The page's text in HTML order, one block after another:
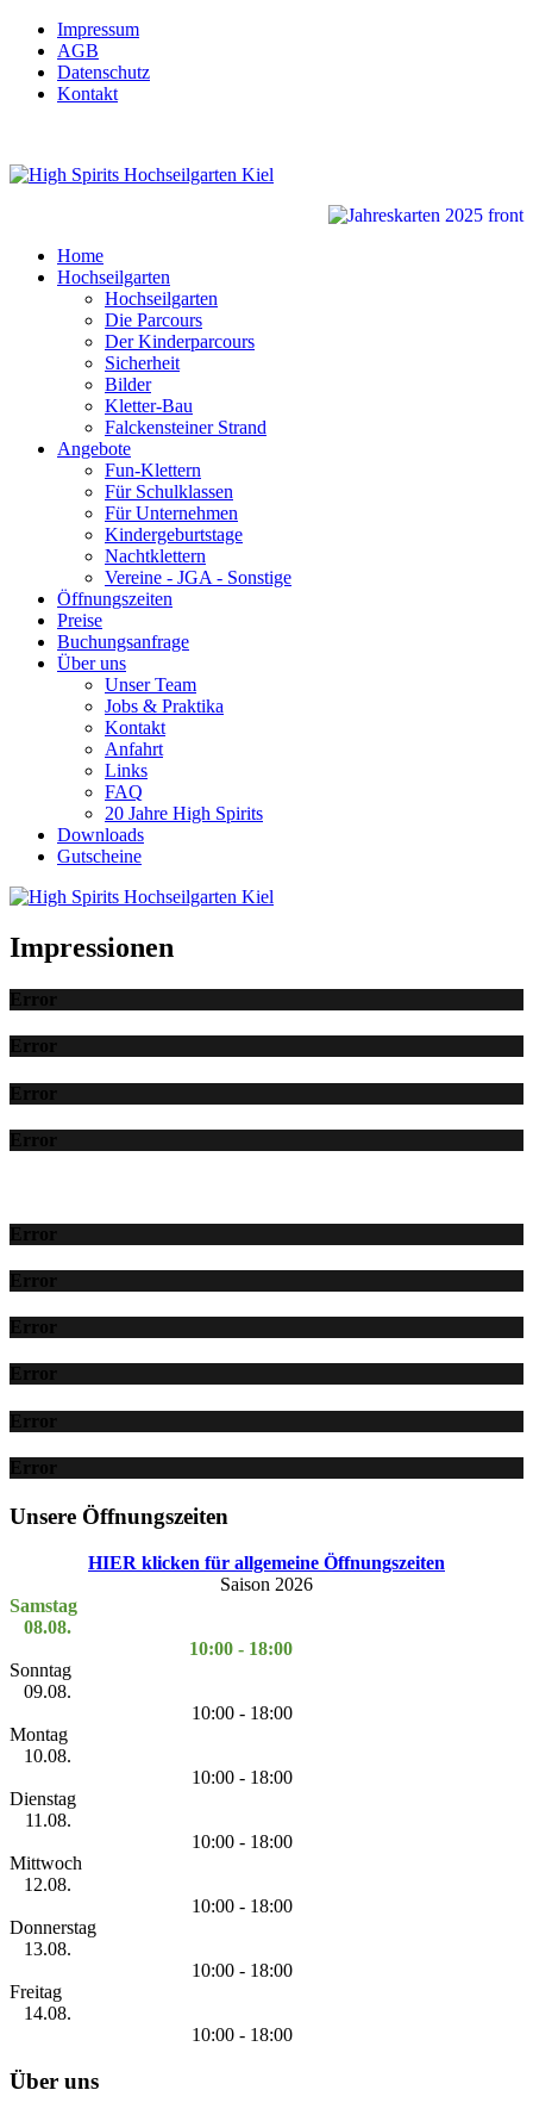
Impressum
AGB
Datenschutz
Kontakt
Home
Hochseilgarten
Hochseilgarten
Die Parcours
Der Kinderparcours
Sicherheit
Bilder
Kletter-Bau
Falckensteiner Strand
Angebote
Fun-Klettern
Für Schulklassen
Für Unternehmen
Kindergeburtstage
Nachtklettern
Vereine - JGA - Sonstige
Öffnungszeiten
Preise
Buchungsanfrage
Über uns
Unser Team
Jobs & Praktika
Kontakt
Anfahrt
Links
FAQ
20 Jahre High Spirits
Downloads
Gutscheine
Impressionen
Error
Error
Error
Error
Error
Error
Error
Error
Error
Error
Unsere Öffnungszeiten
HIER klicken für allgemeine Öffnungszeiten
Saison 2026
Samstag
08.08.
10:00 - 18:00
Sonntag
09.08.
10:00 - 18:00
Montag
10.08.
10:00 - 18:00
Dienstag
11.08.
10:00 - 18:00
Mittwoch
12.08.
10:00 - 18:00
Donnerstag
13.08.
10:00 - 18:00
Freitag
14.08.
10:00 - 18:00
Über uns